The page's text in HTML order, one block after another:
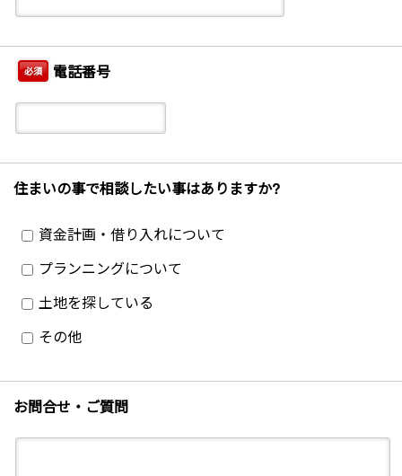
必須 電話番号
住まいの事で相談したい事はありますか?
資金計画・借り入れについて
プランニングについて
土地を探している
その他
お問合せ・ご質問